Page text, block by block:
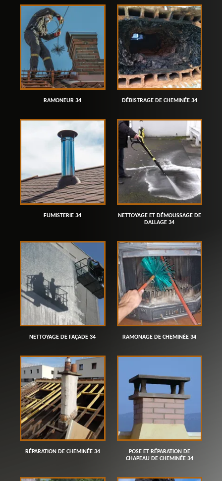
RAMONEUR 34 DÉBISTRAGE DE CHEMINÉE 34
FUMISTERIE 34
NETTOYAGE ET DÉMOUSSAGE DE
DALLAGE 34
NETTOYAGE DE FAÇADE 34 RAMONAGE DE CHEMINÉE 34
RÉPARATION DE CHEMINÉE 34
POSE ET RÉPARATION DE
CHAPEAU DE CHEMINÉE 34